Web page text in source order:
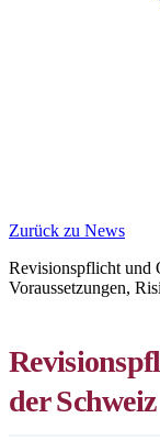
Zurück zu News
Revisionspflicht und
Voraussetzungen,
der Schweiz